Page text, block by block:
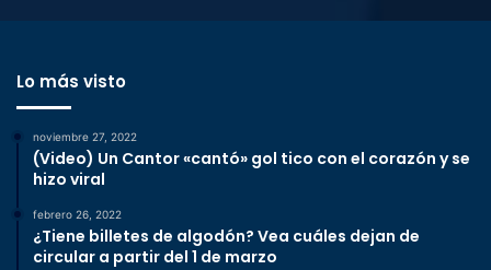
Lo más visto
noviembre 27, 2022
(Video) Un Cantor «cantó» gol tico con el corazón y se
hizo viral
febrero 26, 2022
¿Tiene billetes de algodón? Vea cuáles dejan de
circular a partir del 1 de marzo